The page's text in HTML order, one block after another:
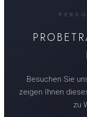
Besuchen Sie
zeigen Ihnen
zu